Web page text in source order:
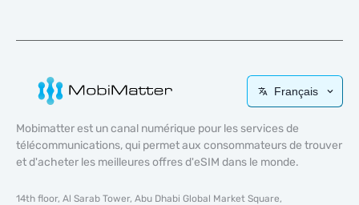
Français
Mobimatter est un canal numérique pour les services de
télécommunications, qui permet aux consommateurs de trouver
et d'acheter les meilleures offres d'eSIM dans le monde.
14th floor, Al Sarab Tower, Abu Dhabi Global Market Square,